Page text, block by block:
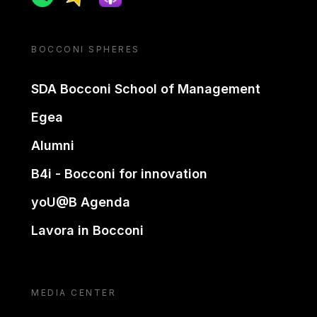
BOCCONI SPHERES
SDA Bocconi School of Management
Egea
Alumni
B4i - Bocconi for innovation
yoU@B Agenda
Lavora in Bocconi
MEDIA CENTER